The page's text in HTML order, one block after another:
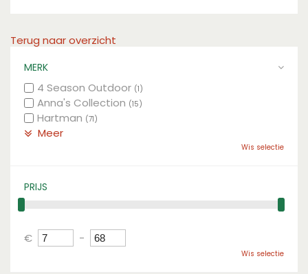
Terug naar overzicht
MERK
4 Season Outdoor (1)
Anna's Collection (15)
Hartman (71)
Meer
Wis selectie
PRIJS
€ -
Wis selectie